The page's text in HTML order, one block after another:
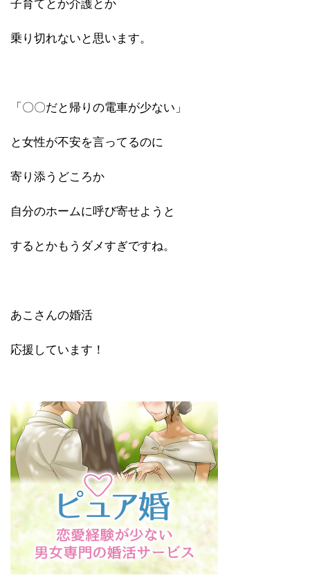
子育てとか介護とか
乗り切れないと思います。
「〇〇だと帰りの電車が少ない」
と女性が不安を言ってるのに
寄り添うどころか
自分のホームに呼び寄せようと
するとかもうダメすぎですね。
あこさんの婚活
応援しています！